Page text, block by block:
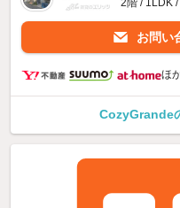
2階 / 1LDK
お問い
ほ
CozyGrande